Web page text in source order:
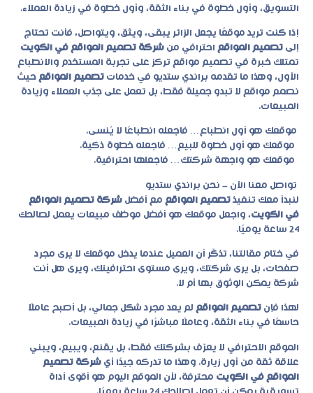
التسويق، وأول خطوة في بناء الثقة، وأول خطوة في زيادة العملاء.
إذا كنت تريد موقعًا يجعل الزائر يبقى، ويثق، ويتواصل، فأنت تحتاج
إلى تصميم المواقع احترافي من شركة تصميم المواقع في الكويت
تمتلك خبرة في تصميم مواقع تركز على تجربة المستخدم والانطباع
الأول، وهذا ما تقدمه براندي ستديو في خدمات تصميم المواقع حيث
نصمم مواقع لا تبدو جميلة فقط، بل تعمل على جذب العملاء وزيادة
المبيعات.
موقعك هو أول انطباع… فاجعله انطباعًا لا يُنسى.
موقعك هو أول خطوة للبيع… فاجعله خطوة ذكية.
موقعك هو واجهة شركتك… فاجعلها احترافية.
تواصل معنا الآن – نحن براندي ستديو
لنبدأ معك تنفيذ تصميم المواقع مع أفضل شركة تصميم المواقع
في الكويت، واجعل موقعك هو أفضل موظف مبيعات يعمل لصالحك
24 ساعة يوميًا.
في ختام مقالتنا، تذكّر أن العميل عندما يدخل موقعك لا يرى مجرد
صفحات، بل يرى شركتك، ويرى مستوى احترافيتك، ويرى هل أنت
شركة يمكن الوثوق بها أم لا.
لهذا فإن تصميم المواقع لم يعد مجرد شكل جمالي، بل أصبح عاملًا
حاسمًا في بناء الثقة، وعاملًا مباشرًا في زيادة المبيعات.
الموقع الاحترافي لا يعرّف بشركتك فقط، بل يقنع، ويبيع، ويبني
علاقة ثقة من أول زيارة. وهذا ما تدركه جيدًا أي شركة تصميم
المواقع في الكويت محترفة، لأن الموقع اليوم هو أقوى أداة